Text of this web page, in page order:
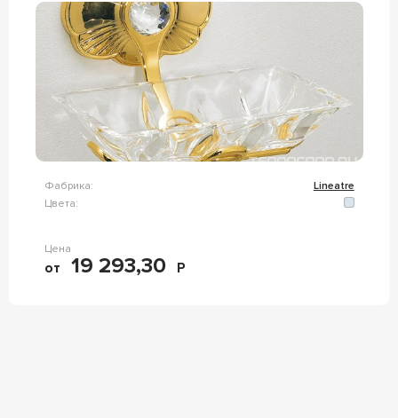
Фабрика:
Lineatre
Цвета:
Цена
от 19 293,30 Р